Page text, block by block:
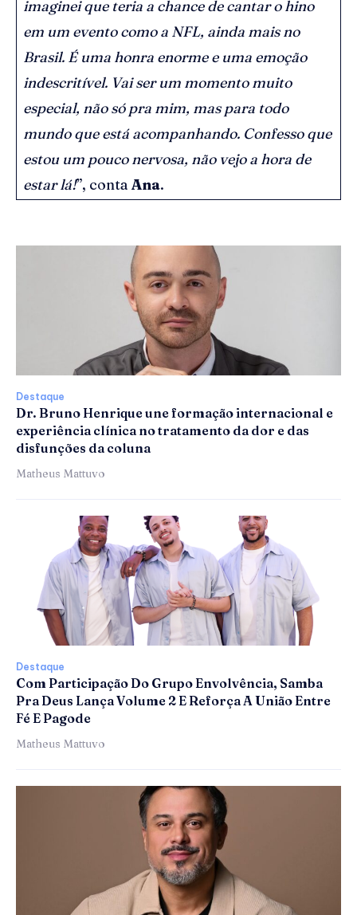
imaginei que teria a chance de cantar o hino
em um evento como a NFL, ainda mais no
Brasil. É uma honra enorme e uma emoção
indescritível. Vai ser um momento muito
especial, não só pra mim, mas para todo
mundo que está acompanhando. Confesso que
estou um pouco nervosa, não vejo a hora de
estar lá!”, conta Ana.
Destaque
Dr. Bruno Henrique une formação internacional e
experiência clínica no tratamento da dor e das
disfunções da coluna
Matheus Mattuvo
Destaque
Com Participação Do Grupo Envolvência, Samba
Pra Deus Lança Volume 2 E Reforça A União Entre
Fé E Pagode
Matheus Mattuvo